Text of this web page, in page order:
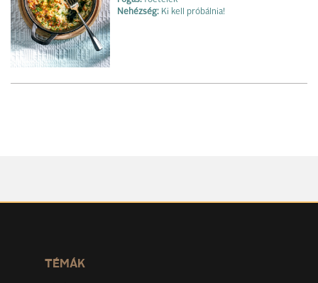
Nehézség: Ki kell próbálnia!
TÉMÁK